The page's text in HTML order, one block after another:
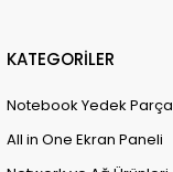
KATEGORİLER
Notebook Yedek Parça
All in One Ekran Paneli